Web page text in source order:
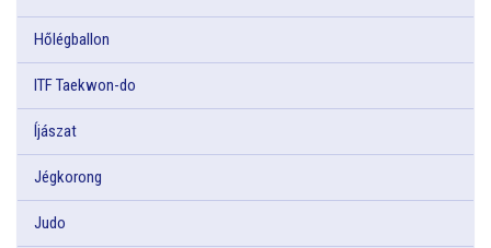
Hőlégballon
ITF Taekwon-do
Íjászat
Jégkorong
Judo